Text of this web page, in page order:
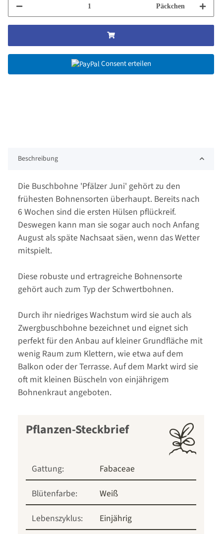
Päckchen
Consent erteilen
Beschreibung
Die Buschbohne 'Pfälzer Juni' gehört zu den
frühesten Bohnensorten überhaupt. Bereits nach
6 Wochen sind die ersten Hülsen pflückreif.
Deswegen kann man sie sogar auch noch Anfang
August als späte Nachsaat säen, wenn das Wetter
mitspielt.
Diese robuste und ertragreiche Bohnensorte
gehört auch zum Typ der Schwertbohnen.
Durch ihr niedriges Wachstum wird sie auch als
Zwergbuschbohne bezeichnet und eignet sich
perfekt für den Anbau auf kleiner Grundfläche mit
wenig Raum zum Klettern, wie etwa auf dem
Balkon oder der Terrasse. Auf dem Markt wird sie
oft mit kleinen Büscheln von einjährigem
Bohnenkraut angeboten.
Pflanzen-Steckbrief
Gattung:
Fabaceae
Blütenfarbe:
Weiß
Lebenszyklus:
Einjährig